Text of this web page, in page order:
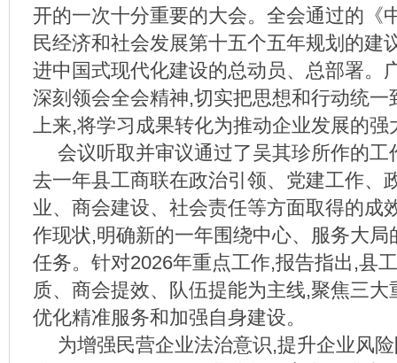
开的一次十分重要的大会。全会通过的《
民经济和社会发展第十五个五年规划的建
进中国式现代化建设的总动员、总部署。
深刻领会全会精神,切实把思想和行动统一
上来,将学习成果转化为推动企业发展的强
会议听取并审议通过了吴其珍所作的工
去一年县工商联在政治引领、党建工作、
业、商会建设、社会责任等方面取得的成
作现状,明确新的一年围绕中心、服务大局
任务。针对2026年重点工作,报告指出,县
质、商会提效、队伍提能为主线,聚焦三
优化精准服务和加强自身建设。
为增强民营企业法治意识,提升企业风